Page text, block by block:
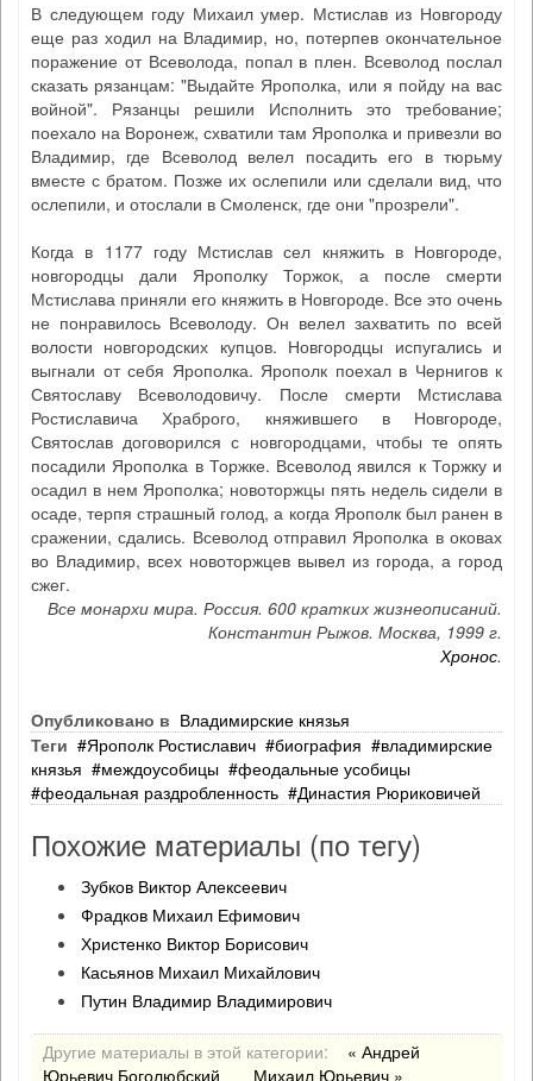
В следующем году Михаил умер. Мстислав из Новгороду
еще раз ходил на Владимир, но, потерпев окончательное
поражение от Всеволода, попал в плен. Всеволод послал
сказать рязанцам: "Выдайте Ярополка, или я пойду на вас
войной". Рязанцы решили Исполнить это требование;
поехало на Воронеж, схватили там Ярополка и привезли во
Владимир, где Всеволод велел посадить его в тюрьму
вместе с братом. Позже их ослепили или сделали вид, что
ослепили, и отослали в Смоленск, где они "прозрели".
Когда в 1177 году Мстислав сел княжить в Новгороде,
новгородцы дали Ярополку Торжок, а после смерти
Мстислава приняли его княжить в Новгороде. Все это очень
не понравилось Всеволоду. Он велел захватить по всей
волости новгородских купцов. Новгородцы испугались и
выгнали от себя Ярополка. Ярополк поехал в Чернигов к
Святославу Всеволодовичу. После смерти Мстислава
Ростиславича Храброго, княжившего в Новгороде,
Святослав договорился с новгородцами, чтобы те опять
посадили Ярополка в Торжке. Всеволод явился к Торжку и
осадил в нем Ярополка; новоторжцы пять недель сидели в
осаде, терпя страшный голод, а когда Ярополк был ранен в
сражении, сдались. Всеволод отправил Ярополка в оковах
во Владимир, всех новоторжцев вывел из города, а город
сжег.
Все монархи мира. Россия. 600 кратких жизнеописаний.
Константин Рыжов. Москва, 1999 г.
Хронос.
Опубликовано в Владимирские князья
Теги
Ярополк Ростиславич биография
владимирские
князья
междоусобицы
феодальные усобицы
феодальная раздробленность
Династия Рюриковичей
Похожие материалы (по тегу)
Зубков Виктор Алексеевич
Фрадков Михаил Ефимович
Христенко Виктор Борисович
Касьянов Михаил Михайлович
Путин Владимир Владимирович
Другие материалы в этой категории:
« Андрей
Юрьевич Боголюбский
Михаил Юрьевич »